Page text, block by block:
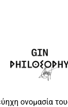
ονομασία